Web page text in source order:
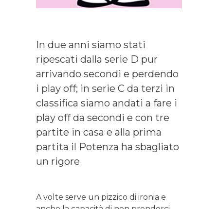
In due anni siamo stati
ripescati dalla serie D pur
arrivando secondi e perdendo
i play off; in serie C da terzi in
classifica siamo andati a fare i
play off da secondi e con tre
partite in casa e alla prima
partita il Potenza ha sbagliato
un rigore
A volte serve un pizzico di ironia e